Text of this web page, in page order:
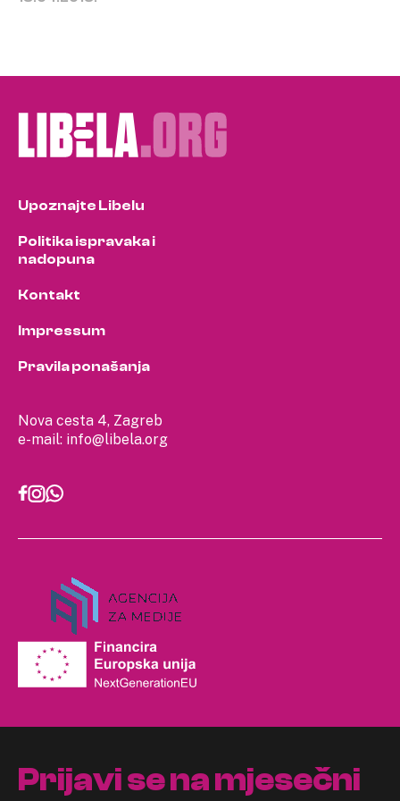
Nova cesta 4, Zagreb
e-mail: info@libela.org
Upoznajte Libelu
Politika ispravaka i
nadopuna
Kontakt
Impressum
Pravila ponašanja
Prijavi se na mjesečni